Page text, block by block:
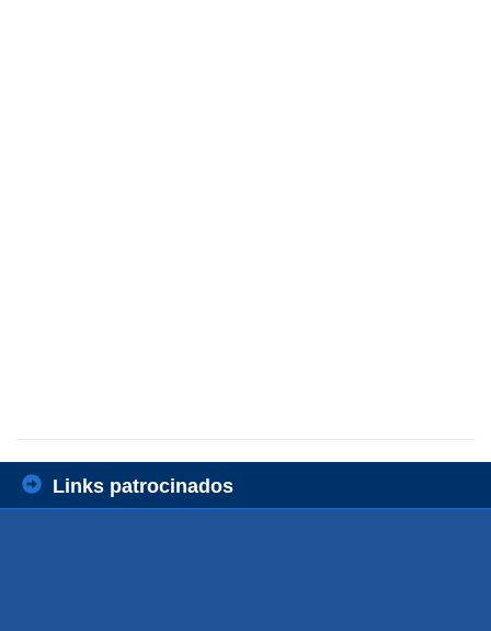
Links patrocinados